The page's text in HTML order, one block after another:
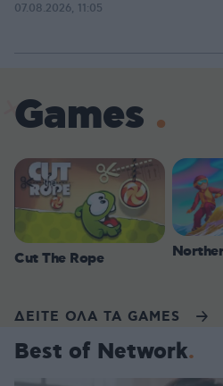
07.08.2026, 11:05
Games
Cut The Rope
ΔΕΙΤΕ ΟΛΑ ΤΑ GAMES
Best of Network